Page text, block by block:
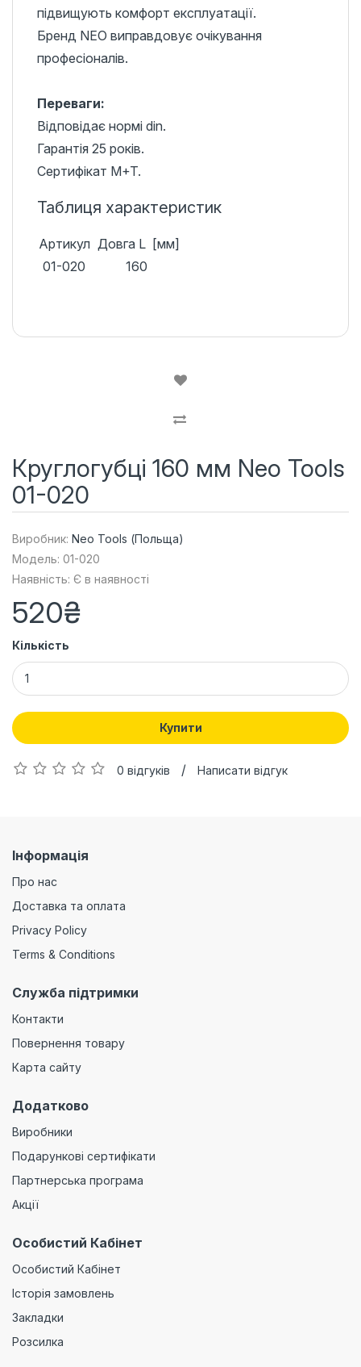
підвищують комфорт експлуатації.
Бренд NEO виправдовує очікування
професіоналів.
Переваги:
Відповідає нормі din.
Гарантія 25 років.
Сертифікат M+T.
Таблиця характеристик
Артикул Довга L [мм]
01-020
160
Круглогубці 160 мм Neo Tools
01-020
Виробник: Neo Tools (Польща)
Модель: 01-020
Наявність: Є в наявності
520₴
Кількість
Купити
0 відгуків / Написати відгук
Інформація
Про нас
Доставка та оплата
Privacy Policy
Terms & Conditions
Служба підтримки
Контакти
Повернення товару
Карта сайту
Додатково
Виробники
Подарункові сертифікати
Партнерська програма
Акції
Особистий Кабінет
Особистий Кабінет
Історія замовлень
Закладки
Розсилка